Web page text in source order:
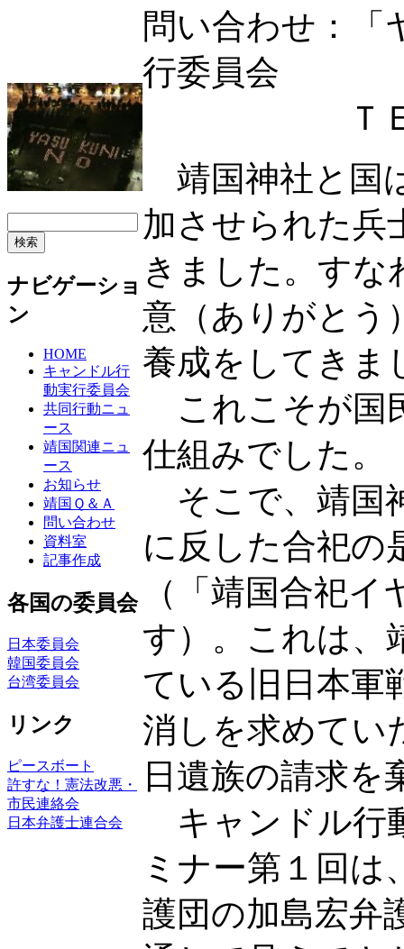
ナビゲーショ
ン
HOME
キャンドル行
動実行委員会
共同行動ニュ
ース
靖国関連ニュ
ース
お知らせ
靖国Ｑ＆Ａ
問い合わせ
資料室
記事作成
各国の委員会
日本委員会
韓国委員会
台湾委員会
リンク
ピースボート
許すな！憲法改悪・
市民連絡会
日本弁護士連合会
問い合わせ：「
行委員会
ＴＥＬ０
靖国神社と国
加させられた兵
きました。すな
意（ありがとう
養成をしてきま
これこそが国
仕組みでした。
そこで、靖国
に反した合祀の
（「靖国合祀
す）。これは、
ている旧日本軍
消しを求めてい
日遺族の請求を
キャンドル行
ミナー第１回は
護団の加島宏弁